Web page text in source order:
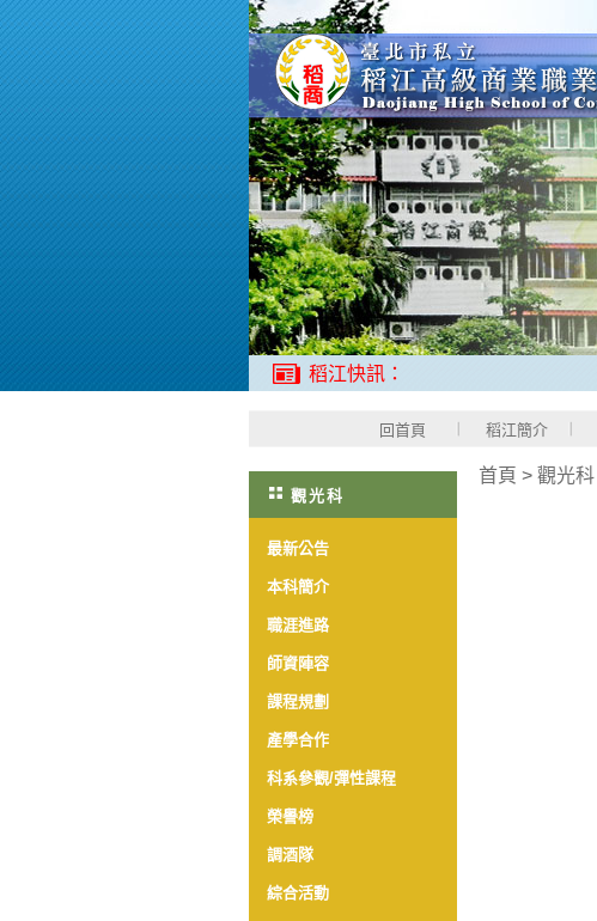
稻江快訊：
回首頁 稻江簡介
觀光科
最新公告
本科簡介
職涯進路
師資陣容
課程規劃
產學合作
科系參觀/彈性課程
榮譽榜
調酒隊
綜合活動
首頁 > 觀光科